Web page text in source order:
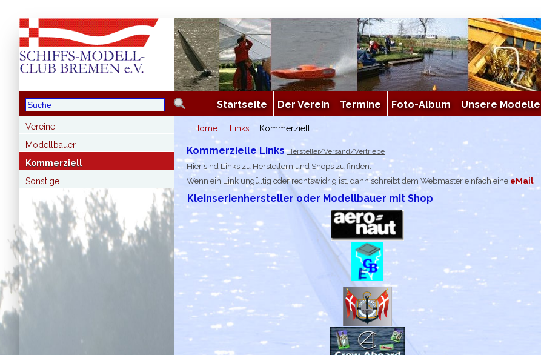
Startseite Der Verein Termine Foto-Album Unsere Modelle
Vereine
Modellbauer
Kommerziell
Sonstige
Home Links Kommerziell
Kommerzielle Links Hersteller/Versand/Vertriebe
Hier sind Links zu Herstellern und Shops zu finden.
Wenn ein Link ungültig oder rechtswidrig ist, dann schreibt dem Webmaster einfach eine eMail
Kleinserienhersteller oder Modellbauer mit Shop